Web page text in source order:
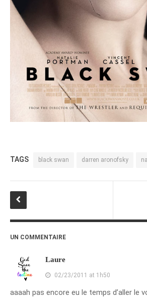
mai 2012
avril 2012
mars 2012
février 2012
janvier 2012
décembre 2011
juillet 2011
mai 2011
mars 2011
février 2011
janvier 2011
TAGS black swan darren aronofsky
UN COMMENTAIRE
Laure
02/23/2011 at 1h50
aaaah pas encore eu le temps d’aller le